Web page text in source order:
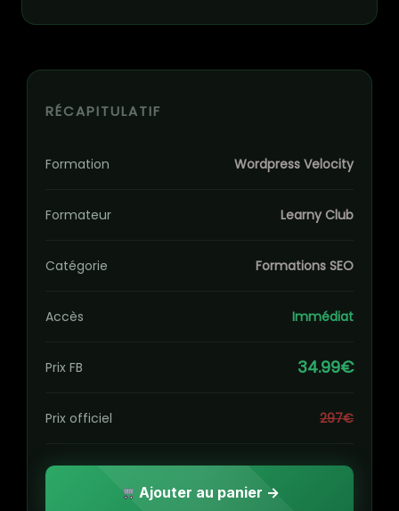
RÉCAPITULATIF
Formation Wordpress Velocity
Formateur Learny Club
Catégorie Formations SEO
Accès Immédiat
Prix FB 34.99€
Prix officiel 297€
Ajouter au panier →